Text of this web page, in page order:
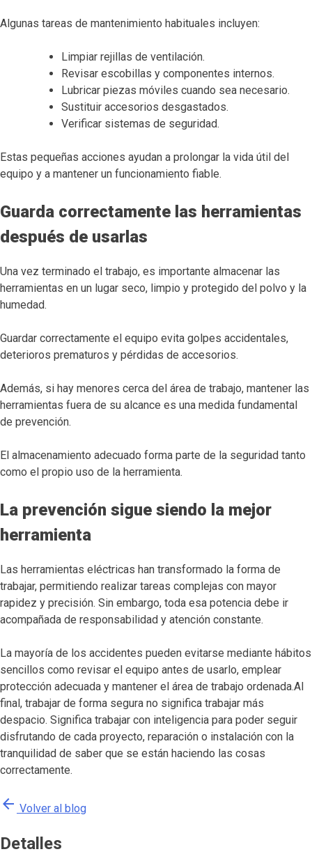
Algunas tareas de mantenimiento habituales incluyen:
Limpiar rejillas de ventilación.
Revisar escobillas y componentes internos.
Lubricar piezas móviles cuando sea necesario.
Sustituir accesorios desgastados.
Verificar sistemas de seguridad.
Estas pequeñas acciones ayudan a prolongar la vida útil del
equipo y a mantener un funcionamiento fiable.
Guarda correctamente las herramientas
después de usarlas
Una vez terminado el trabajo, es importante almacenar las
herramientas en un lugar seco, limpio y protegido del polvo y la
humedad.
Guardar correctamente el equipo evita golpes accidentales,
deterioros prematuros y pérdidas de accesorios.
Además, si hay menores cerca del área de trabajo, mantener las
herramientas fuera de su alcance es una medida fundamental
de prevención.
El almacenamiento adecuado forma parte de la seguridad tanto
como el propio uso de la herramienta.
La prevención sigue siendo la mejor
herramienta
Las herramientas eléctricas han transformado la forma de
trabajar, permitiendo realizar tareas complejas con mayor
rapidez y precisión. Sin embargo, toda esa potencia debe ir
acompañada de responsabilidad y atención constante.
La mayoría de los accidentes pueden evitarse mediante hábitos
sencillos como revisar el equipo antes de usarlo, emplear
protección adecuada y mantener el área de trabajo ordenada.Al
final, trabajar de forma segura no significa trabajar más
despacio. Significa trabajar con inteligencia para poder seguir
disfrutando de cada proyecto, reparación o instalación con la
tranquilidad de saber que se están haciendo las cosas
correctamente.
arrow_back Volver al blog
Detalles